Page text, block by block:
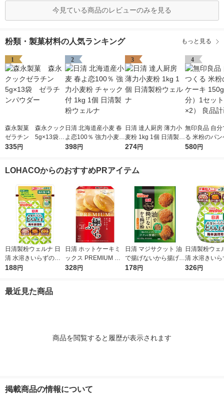
今見ている商品のレビューのみを見る
粉類・製菓材料の人気ランキング もっと見る
1
森永製菓 森永クック
ゼラチン 5g×13袋
ゼラチンパウダー
335円
2
日清 北海道産小麦 春
よ恋100％ 強力小麦粉
チャック付 1kg 1個 日
398円
3
日清 達人厨房 薄力小
麦粉 1kg 1個 日清製粉
ウェルナ
274円
4
無印良品 自分
る 米粉のパ
150g（3枚分
580円
LOHACOからのおすすめPRアイテム
日清製粉ウェルナ 日
清 水溶きいらずのと
ろみ上手 詰め替え用
188円
日清 ホットケーキミ
ックス PREMIUM 極
ふっくら 国内麦小麦
328円
日清 マジサクット 油
で揚げないから揚げ粉
しょうゆ味 鶏もも肉2
178円
日清製粉ウェ
清 水溶きいら
ろみ上手
326円
最近見た商品
商品を閲覧すると履歴が表示されます
掲載商品の情報について